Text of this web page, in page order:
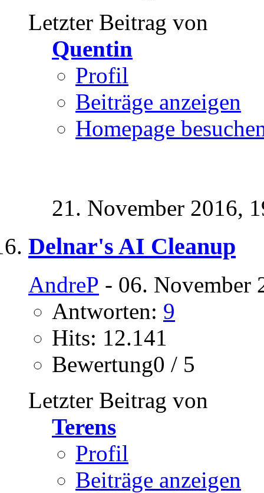
Letzter Beitrag von
Quentin
Profil
Beiträge anzeigen
Homepage
21. November 2016,
Delnar's AI Cleanup
AndreP - 06. November
Antworten: 9
Hits: 12.141
Bewertung0 / 5
Letzter Beitrag von
Terens
Profil
Beiträge anzeigen